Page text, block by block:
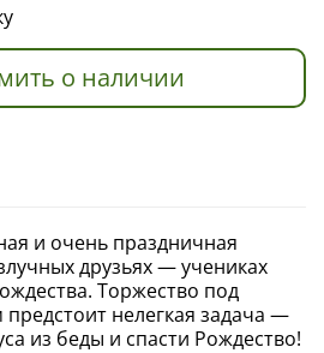
о наличии
и очень праздничная
друзьях — учениках
Торжество под
нелегкая задача —
из беды и спасти Рождество!